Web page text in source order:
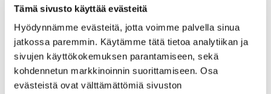
Tämä sivusto käyttää evästeitä
Hyödynnämme evästeitä, jotta voimme palvella sinua
jatkossa paremmin. Käytämme tätä tietoa analytiikan ja
sivujen käyttökokemuksen parantamiseen, sekä
kohdennetun markkinoinnin suorittamiseen. Osa
evästeistä ovat välttämättömiä sivuston
12.8.-16.9./ Pori / PowerFlow Studio
Karjalankatu 12, 28130 Pori
KE klo 19:00–19:55